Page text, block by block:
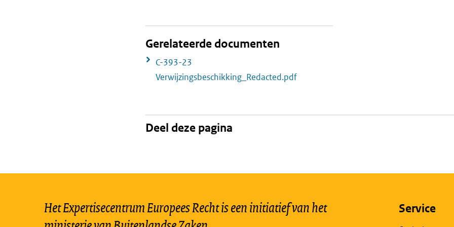
Gerelateerde documenten
C-393-23
Verwijzingsbeschikking_Redacted.pdf
Deel deze pagina
Het Expertisecentrum Europees Recht is een initiatief van het
Service